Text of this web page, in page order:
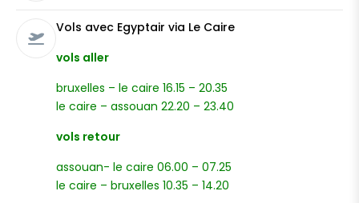
Vols avec Egyptair via Le Caire
vols aller
bruxelles – le caire 16.15 – 20.35
le caire – assouan 22.20 – 23.40
vols retour
assouan- le caire 06.00 – 07.25
le caire – bruxelles 10.35 – 14.20